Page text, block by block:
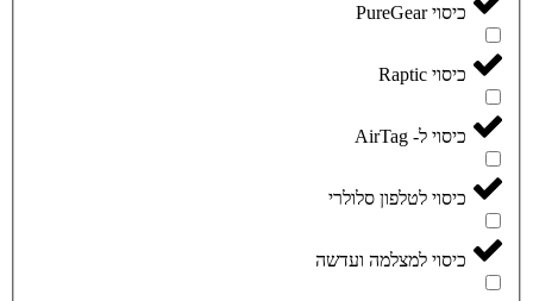
כיסוי PureGear
כיסוי Raptic
כיסוי ל- AirTag
כיסוי לטלפון סלולרי
כיסוי למצלמה ועדשה